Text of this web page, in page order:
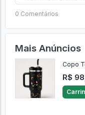
0 Comentários
Mais Anúncios
Copo
R$